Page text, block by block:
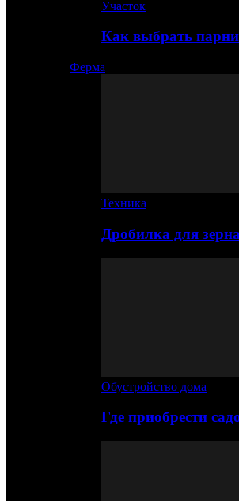
Участок
Как выбрать
Ферма
Техника
Дробилка для
Обустройство дома
Где приобрести